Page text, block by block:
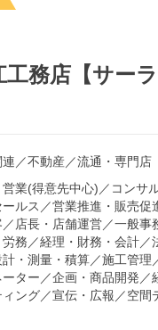
スカウト
サポート
工務店【サー
／不動産／流通・専門店
営業(得意先中心) ／ コンサ
ルス ／営業推進・販売促
／ 店長・店舗運営／一般事
労務 ／経理・財務・会計／
・測量・積算／施工管理
ター ／企画・商品開発 ／
ィング／宣伝・広報 ／空間